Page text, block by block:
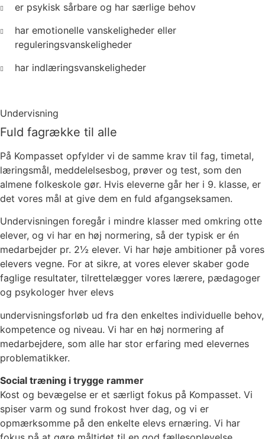
er psykisk sårbare og har særlige behov
har emotionelle vanskeligheder eller
reguleringsvanskeligheder
har indlæringsvanskeligheder
Undervisning
Fuld fagrække til alle
På Kompasset opfylder vi de samme krav til fag, timetal,
læringsmål, meddelelsesbog, prøver og test, som den
almene folkeskole gør. Hvis eleverne går her i 9. klasse, er
det vores mål at give dem en fuld afgangseksamen.
Undervisningen foregår i mindre klasser med omkring otte
elever, og vi har en høj normering, så der typisk er én
medarbejder pr. 2½ elever. Vi har høje ambitioner på vores
elevers vegne. For at sikre, at vores elever skaber gode
faglige resultater, tilrettelægger vores lærere, pædagoger
og psykologer hver elevs
undervisningsforløb ud fra den enkeltes individuelle behov,
kompetence og niveau. Vi har en høj normering af
medarbejdere, som alle har stor erfaring med elevernes
problematikker.
Social træning i trygge rammer
Kost og bevægelse er et særligt fokus på Kompasset. Vi
spiser varm og sund frokost hver dag, og vi er
opmærksomme på den enkelte elevs ernæring. Vi har